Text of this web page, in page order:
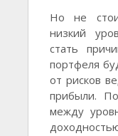
Но не
низкий
стать
портфеля
от рисков
прибыли.
между